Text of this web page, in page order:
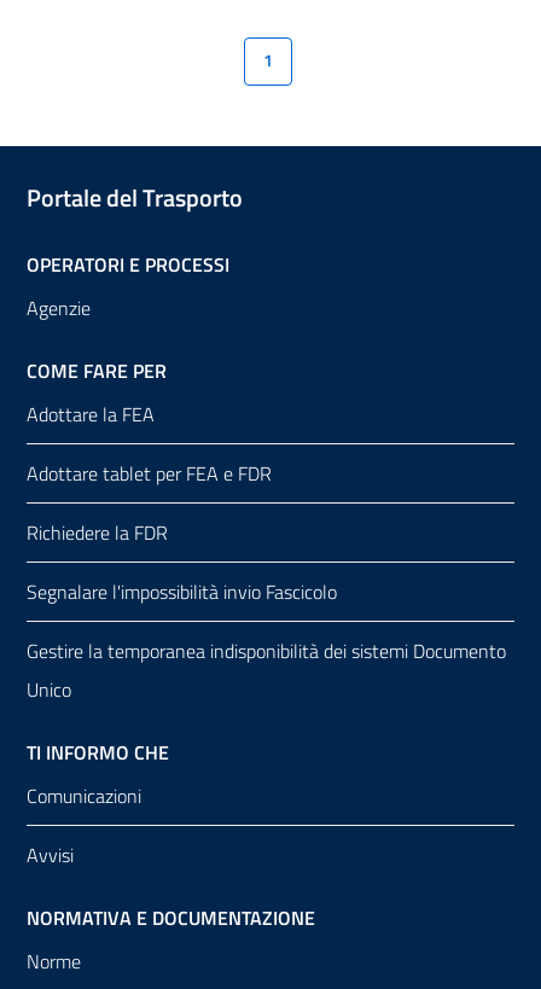
1
Portale del Trasporto
OPERATORI E PROCESSI
Agenzie
COME FARE PER
Adottare la FEA
Adottare tablet per FEA e FDR
Richiedere la FDR
Segnalare l'impossibilità invio Fascicolo
Gestire la temporanea indisponibilità dei sistemi Documento
Unico
TI INFORMO CHE
Comunicazioni
Avvisi
NORMATIVA E DOCUMENTAZIONE
Norme